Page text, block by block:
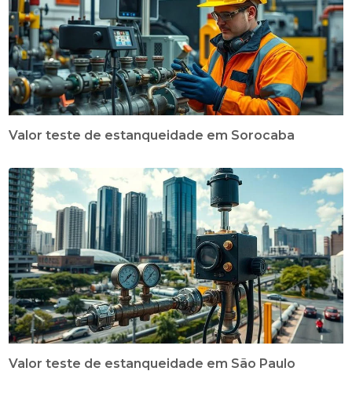
Valor teste de estanqueidade em Sorocaba
Valor teste de estanqueidade em São Paulo